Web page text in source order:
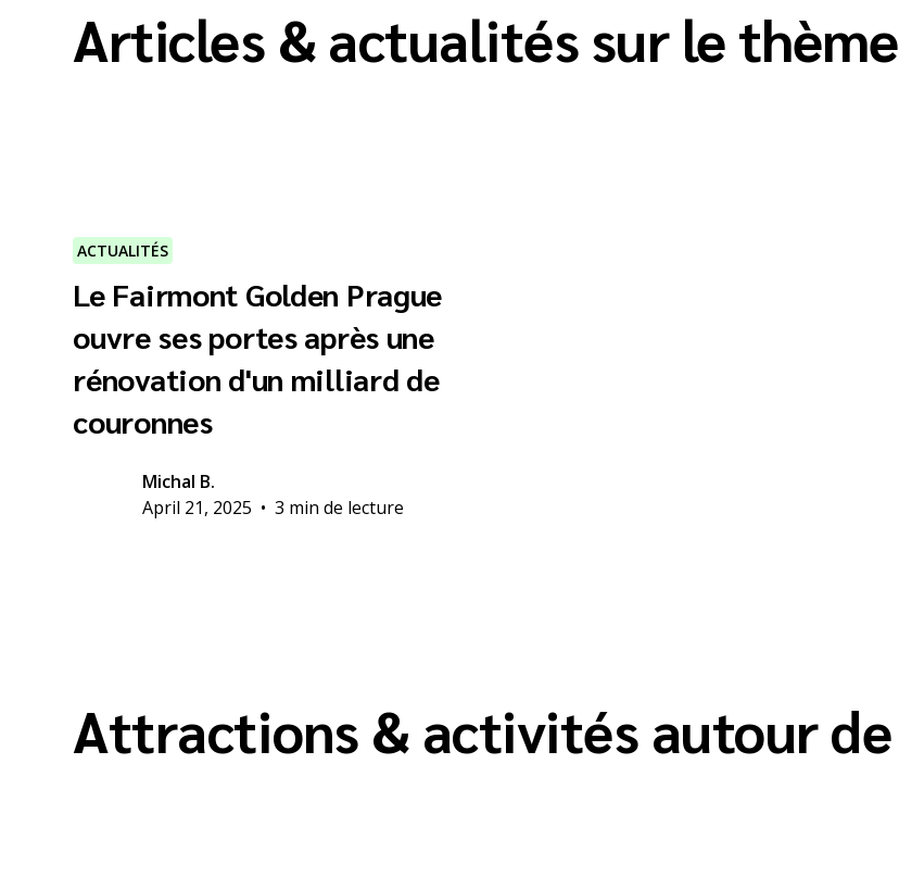
Articles & actualités sur le thème
ACTUALITÉS
Le Fairmont Golden Prague
ouvre ses portes après une
rénovation d'un milliard de
couronnes
Michal B.
April 21, 2025 • 3 min de lecture
Attractions & activités autour de